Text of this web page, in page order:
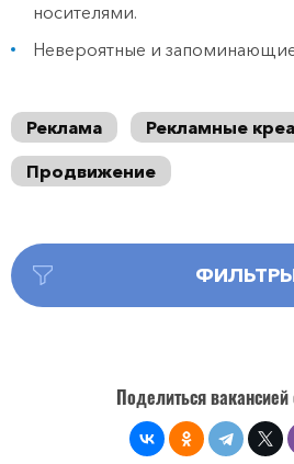
носителями.
Невероятные и
Реклама
Рекламные
Продвижение
Поделиться